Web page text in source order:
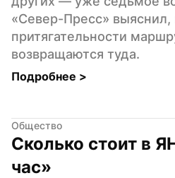
«Север-Пресс» выяснил,
притягательности
возвращаются туда.
Подробнее >
Общество
Сколько стоит в
час»